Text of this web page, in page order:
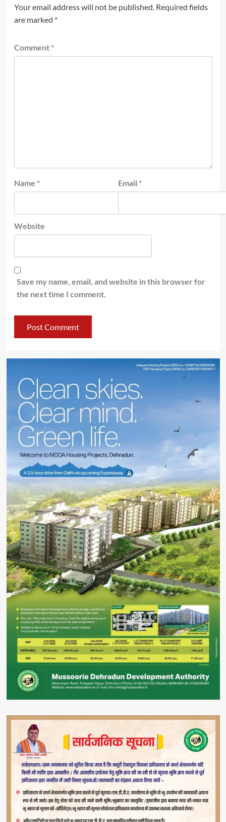
Your email address will not be published. Required fields
are marked *
Comment *
Name * Email *
Website
Save my name, email, and website in this browser for
the next time I comment.